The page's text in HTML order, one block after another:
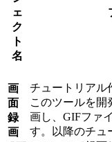
ェ
ク
ト
名
画
面
録
画
チュートリアル
このツールを開
画し、GIFファ
す。以降のチュ